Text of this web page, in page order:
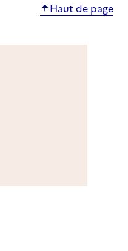
Haut de page